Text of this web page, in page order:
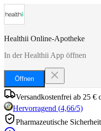
Healthii Online-Apotheke
In der Healthii App öffnen
Öffnen
Versandkostenfrei ab 25 €
Hervorragend (4,66/5)
Pharmazeutische